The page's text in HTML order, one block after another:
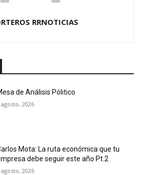
RRNOTICIAS
de Análisis Pólitico
agosto, 2026
Mota: La ruta económica que tu
debe seguir este año Pt.2
agosto, 2026